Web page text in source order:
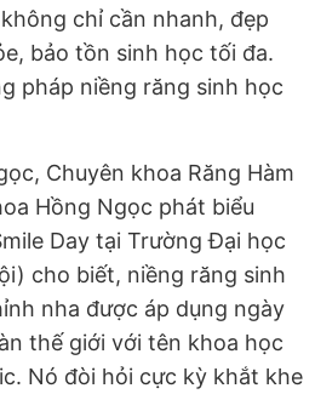
chỉ cần nhanh, đẹp
bảo tồn sinh học tối đa.
pháp niềng răng sinh học
Chuyên khoa Răng Hàm
Hồng Ngọc phát biểu
Day tại Trường Đại học
cho biết, niềng răng sinh
nha được áp dụng ngày
thế giới với tên khoa học
Nó đòi hỏi cực kỳ khắt khe